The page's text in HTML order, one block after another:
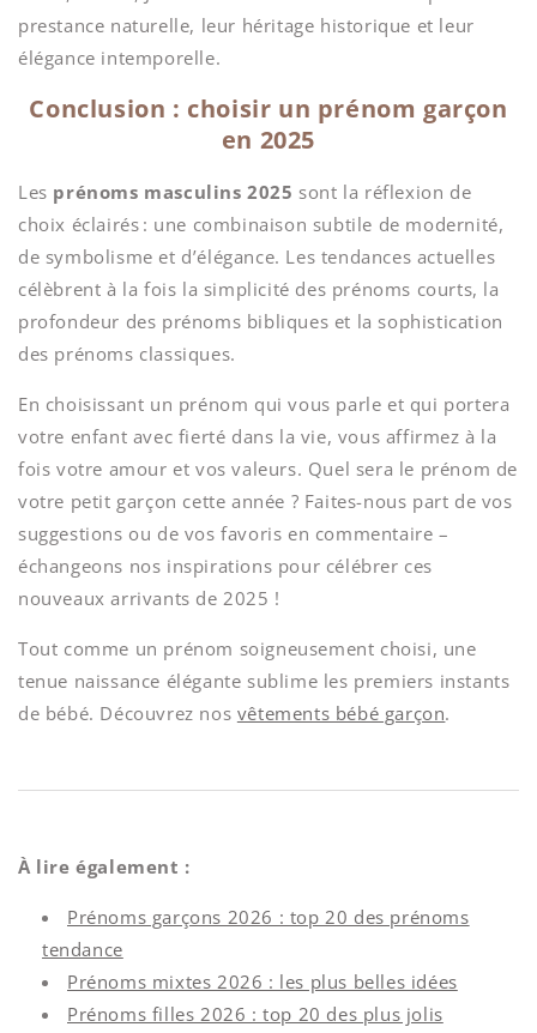
prestance naturelle, leur héritage historique et leur
élégance intemporelle.
Conclusion : choisir un prénom garçon
en 2025
Les prénoms masculins 2025 sont la réflexion de
choix éclairés : une combinaison subtile de modernité,
de symbolisme et d’élégance. Les tendances actuelles
célèbrent à la fois la simplicité des prénoms courts, la
profondeur des prénoms bibliques et la sophistication
des prénoms classiques.
En choisissant un prénom qui vous parle et qui portera
votre enfant avec fierté dans la vie, vous affirmez à la
fois votre amour et vos valeurs. Quel sera le prénom de
votre petit garçon cette année ? Faites-nous part de vos
suggestions ou de vos favoris en commentaire –
échangeons nos inspirations pour célébrer ces
nouveaux arrivants de 2025 !
Tout comme un prénom soigneusement choisi, une
tenue naissance élégante sublime les premiers instants
de bébé. Découvrez nos vêtements bébé garçon.
À lire également :
Prénoms garçons 2026 : top 20 des prénoms
tendance
Prénoms mixtes 2026 : les plus belles idées
Prénoms filles 2026 : top 20 des plus jolis